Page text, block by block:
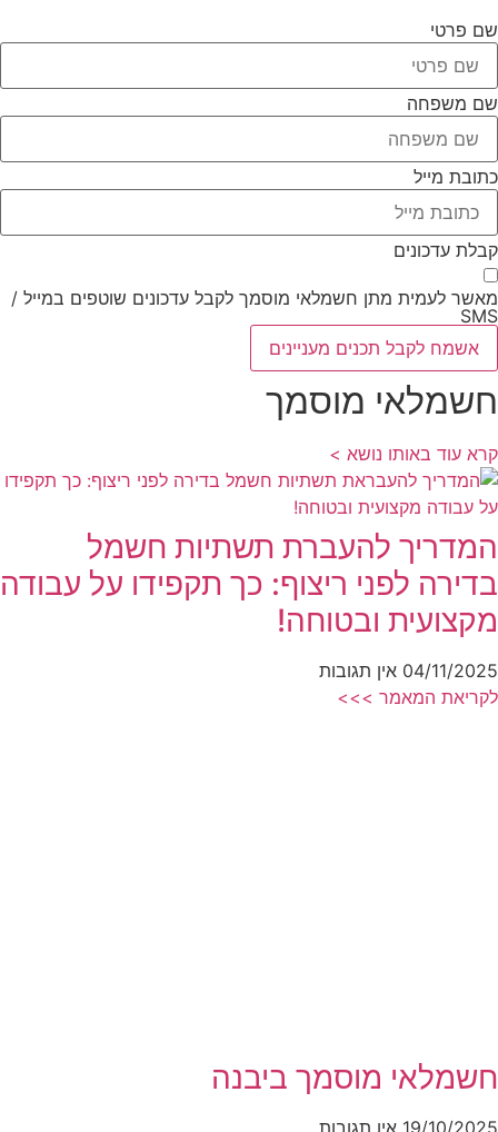
שם פרטי
שם משפחה
כתובת מייל
קבלת עדכונים
מאשר לעמית מתן חשמלאי מוסמך לקבל עדכונים שוטפים במייל /
SMS
אשמח לקבל תכנים מעניינים
חשמלאי מוסמך
קרא עוד באותו נושא >
המדריך להעברת תשתיות חשמל
בדירה לפני ריצוף: כך תקפידו על עבודה
מקצועית ובטוחה!
04/11/2025 אין תגובות
לקריאת המאמר >>>
חשמלאי מוסמך ביבנה
19/10/2025 אין תגובות